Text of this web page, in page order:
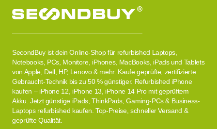
SecondBuy ist dein Online-Shop für refurbished Laptops,
Notebooks, PCs, Monitore, iPhones, MacBooks, iPads und Tablets
von Apple, Dell, HP, Lenovo & mehr. Kaufe geprüfte, zertifizierte
Gebraucht-Technik bis zu 50 % günstiger. Refurbished iPhone
kaufen – iPhone 12, iPhone 13, iPhone 14 Pro mit geprüftem
Akku. Jetzt günstige iPads, ThinkPads, Gaming-PCs & Business-
Laptops refurbished kaufen. Top-Preise, schneller Versand &
geprüfte Qualität.